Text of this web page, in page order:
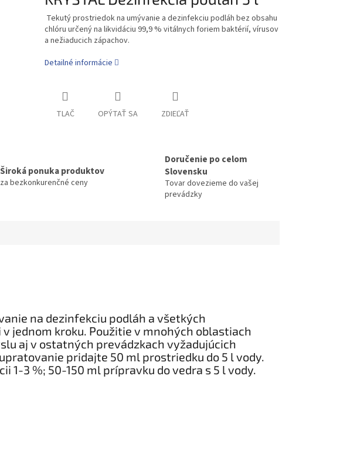
Tekutý prostriedok na umývanie a dezinfekciu podláh bez obsahu
chlóru určený na likvidáciu 99,9 % vitálnych foriem baktérií, vírusov
a nežiaducich zápachov.
Detailné informácie
TLAČ OPÝTAŤ SA ZDIEĽAŤ
Široká ponuka produktov
za bezkonkurenčné ceny
Doručenie po celom
Slovensku
Tovar dovezieme do vašej
prevádzky
na dezinfekciu podláh a všetkých
jednom kroku. Použitie v mnohých oblastiach
aj v ostatných prevádzkach vyžadujúcich
pridajte 50 ml prostriedku do 5 l vody.
1-3 %; 50-150 ml prípravku do vedra s 5 l vody.